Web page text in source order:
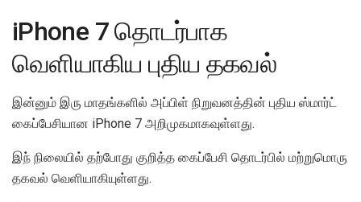
iPhone 7 தொடர்பாக
வெளியாகிய புதிய தகவல்
இன்னும் இரு மாதங்களில் அப்பிள் நிறுவனத்தின் புதிய ஸ்மார்ட்
கைப்பேசியான iPhone 7 அறிமுகமாகவுள்ளது.
இந் நிலையில் தற்போது குறித்த கைப்பேசி தொடர்பில் மற்றுமொரு
தகவல் வெளியாகியுள்ளது.